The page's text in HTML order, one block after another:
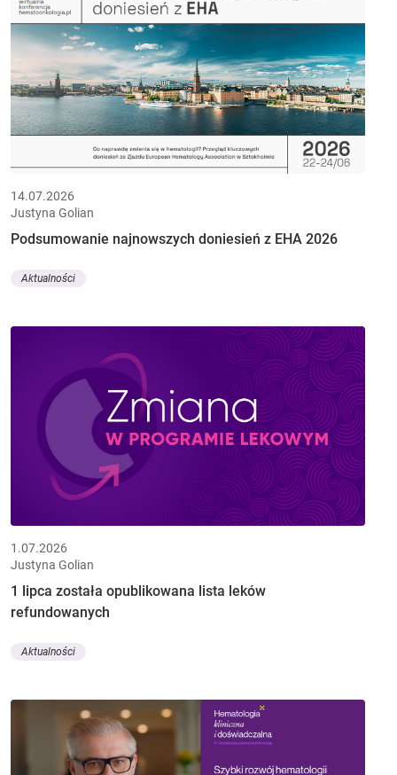
14.07.2026
Justyna Golian
Podsumowanie najnowszych doniesień z EHA 2026
Aktualności
1.07.2026
Justyna Golian
1 lipca została opublikowana lista leków
refundowanych
Aktualności